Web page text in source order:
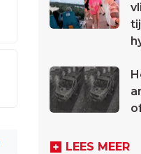
LEES MEER